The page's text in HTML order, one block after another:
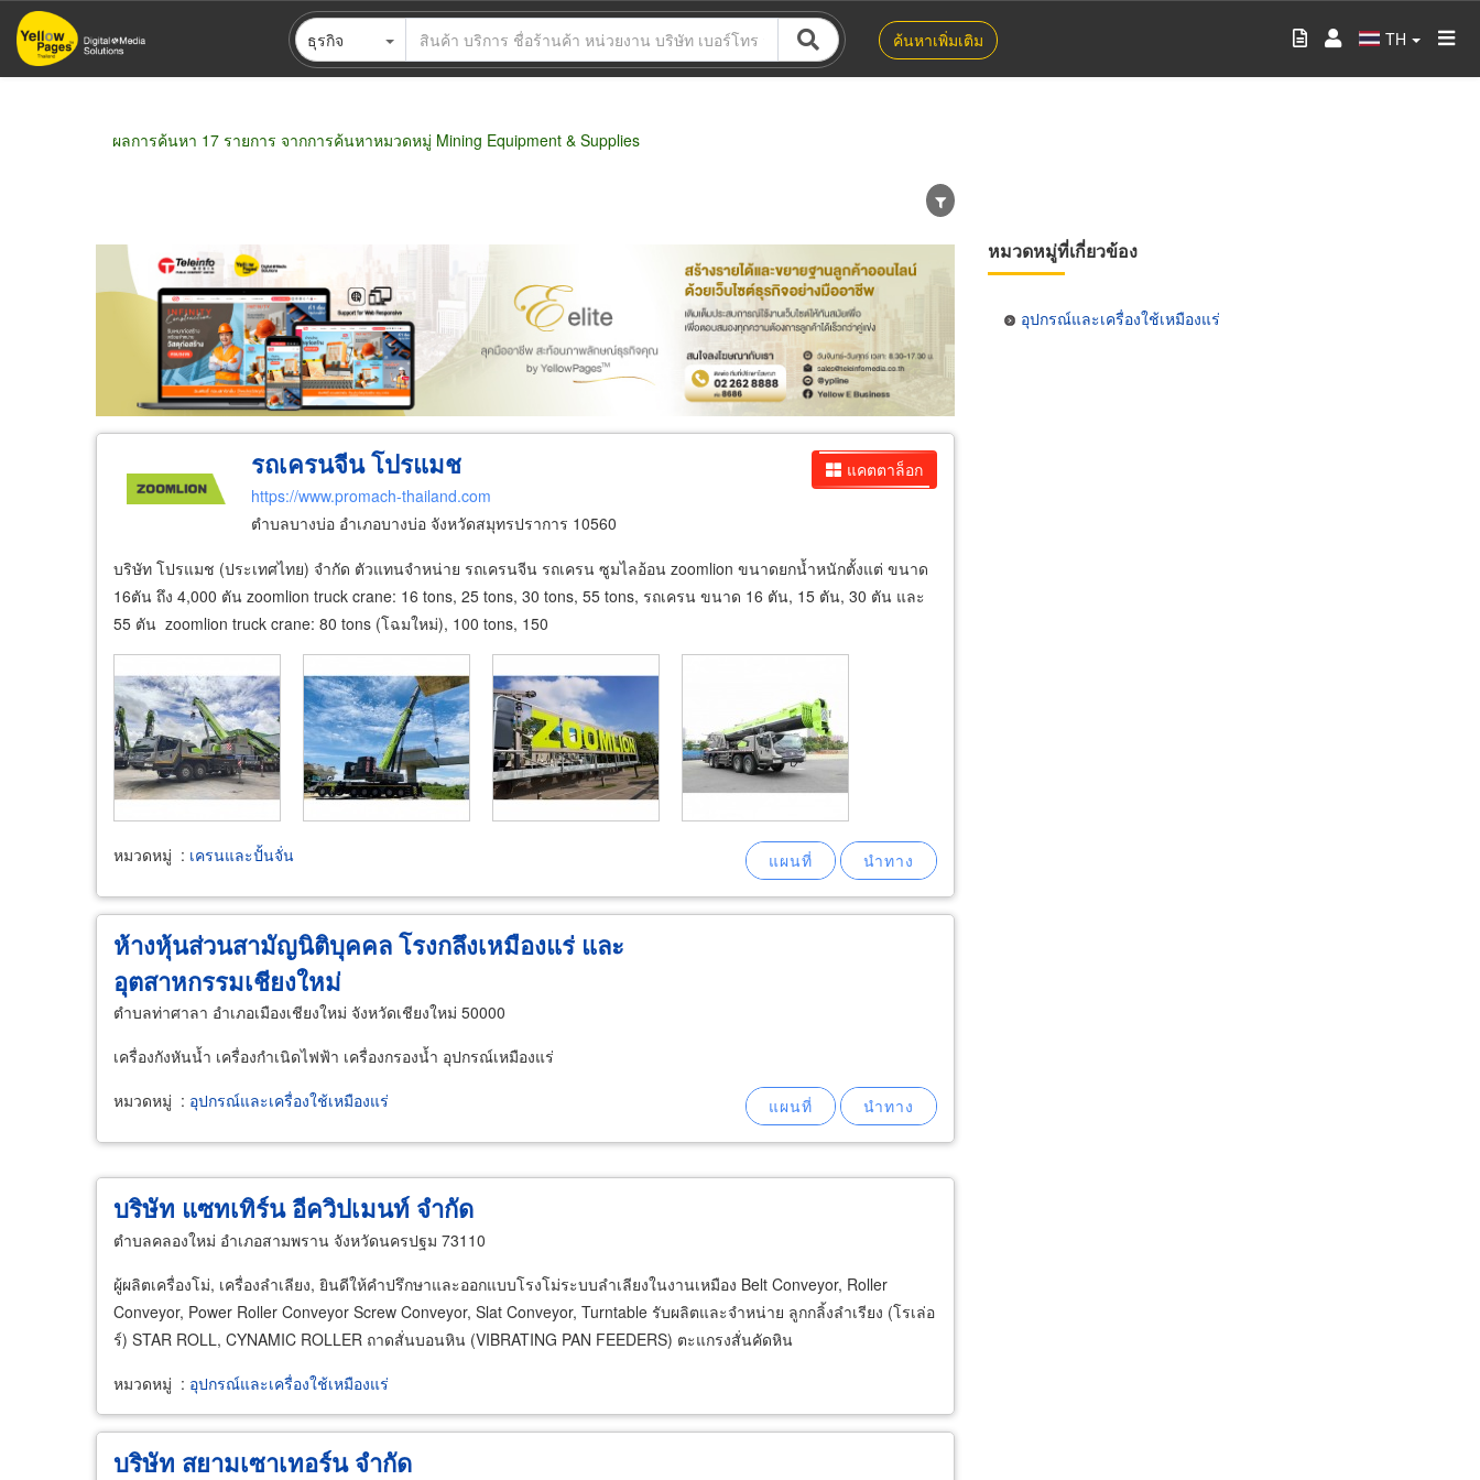
ข้าม
ไป
ธุรกิจ ค้นหาเพิ่มเติม TH
ผลการค้นหา 17 รายการ จากการค้นหาหมวดหมู่ Mining Equipment & Supplies
ขายส่ง ขายปลีก ผู้ผลิต ตัวแทนจัดจำหน่าย ผู้ส่งออก/นำเข้า ธุรกิจบริการ
แคตตาล็อก
รถเครนจีน โปรแมช
https://www.promach-thailand.com
ตำบลบางบ่อ อำเภอบางบ่อ จังหวัดสมุทรปราการ 10560
บริษัท โปรแมช (ประเทศไทย) จำกัด ตัวแทนจำหน่าย รถเครนจีน รถเครน ซูมไลอ้อน zoomlion ขนาดยกน้ำหนักตั้งแต่ ขนาด
16ตัน ถึง 4,000 ตัน zoomlion truck crane: 16 tons, 25 tons, 30 tons, 55 tons, รถเครน ขนาด 16 ตัน, 15 ตัน, 30 ตัน และ
55 ตัน zoomlion truck crane: 80 tons (โฉมใหม่), 100 tons, 150
หมวดหมู่ : เครนและปั้นจั่น
ห้างหุ้นส่วนสามัญนิติบุคคล โรงกลึงเหมืองแร่ และ
อุตสาหกรรมเชียงใหม่
ตำบลท่าศาลา อำเภอเมืองเชียงใหม่ จังหวัดเชียงใหม่ 50000
เครื่องกังหันน้ำ เครื่องกำเนิดไฟฟ้า เครื่องกรองน้ำ อุปกรณ์เหมืองแร่
หมวดหมู่ : อุปกรณ์และเครื่องใช้เหมืองแร่
บริษัท แซทเทิร์น อีควิปเมนท์ จำกัด
ตำบลคลองใหม่ อำเภอสามพราน จังหวัดนครปฐม 73110
ผู้ผลิตเครื่องโม่, เครื่องลำเลียง, ยินดีให้คำปรึกษาและออกแบบโรงโม่ระบบลำเลียงในงานเหมือง Belt Conveyor, Roller
Conveyor, Power Roller Conveyor Screw Conveyor, Slat Conveyor, Turntable รับผลิตและจำหน่าย ลูกกลิ้งลำเรียง (โรเล่อ
ร์) STAR ROLL, CYNAMIC ROLLER ถาดสั่นบอนหิน (VIBRATING PAN FEEDERS) ตะแกรงสั่นคัดหิน
หมวดหมู่ : อุปกรณ์และเครื่องใช้เหมืองแร่
บริษัท สยามเซาเทอร์น จำกัด
หมวดหมู่ที่เกี่ยวข้อง
อุปกรณ์และเครื่องใช้เหมืองแร่